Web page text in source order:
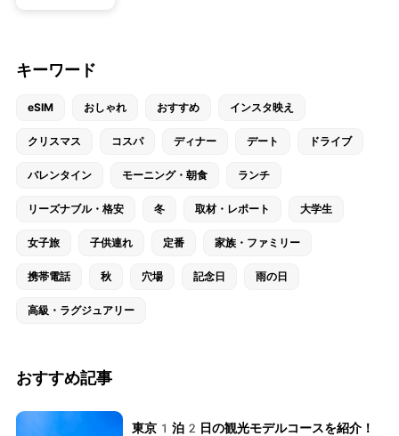
キーワード
eSIM おしゃれ おすすめ インスタ映え
クリスマス コスパ ディナー デート ドライブ
バレンタイン モーニング・朝食 ランチ
リーズナブル・格安 冬 取材・レポート 大学生
女子旅 子供連れ 定番 家族・ファミリー
携帯電話 秋 穴場 記念日 雨の日
高級・ラグジュアリー
おすすめ記事
東京1泊2日の観光モデルコースを紹介！